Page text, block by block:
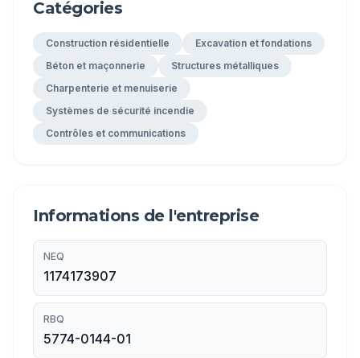
Catégories
Construction résidentielle
Excavation et fondations
Béton et maçonnerie
Structures métalliques
Charpenterie et menuiserie
Systèmes de sécurité incendie
Contrôles et communications
Informations de l'entreprise
NEQ
1174173907
RBQ
5774-0144-01